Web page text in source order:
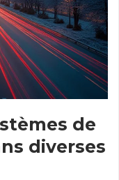
de
diverses